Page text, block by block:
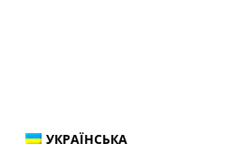
УКРАЇНСЬКА